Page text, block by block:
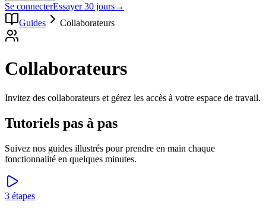
Se connecterEssayer 30 jours→
Guides
Collaborateurs
Collaborateurs
Invitez des collaborateurs et gérez les accès à votre espace de travail.
Tutoriels pas à pas
Suivez nos guides illustrés pour prendre en main chaque
fonctionnalité en quelques minutes.
3 étapes